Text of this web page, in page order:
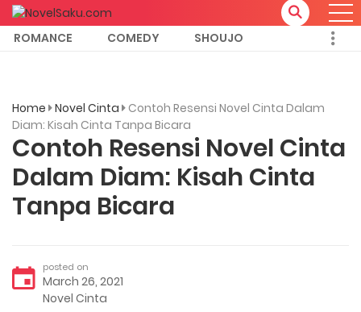
ROMANCE COMEDY SHOUJO
Home Novel Cinta
Contoh Resensi Novel Cinta Dalam
Diam: Kisah Cinta Tanpa Bicara
Contoh Resensi Novel Cinta
Dalam Diam: Kisah Cinta
Tanpa Bicara
posted on
March 26, 2021
Novel Cinta